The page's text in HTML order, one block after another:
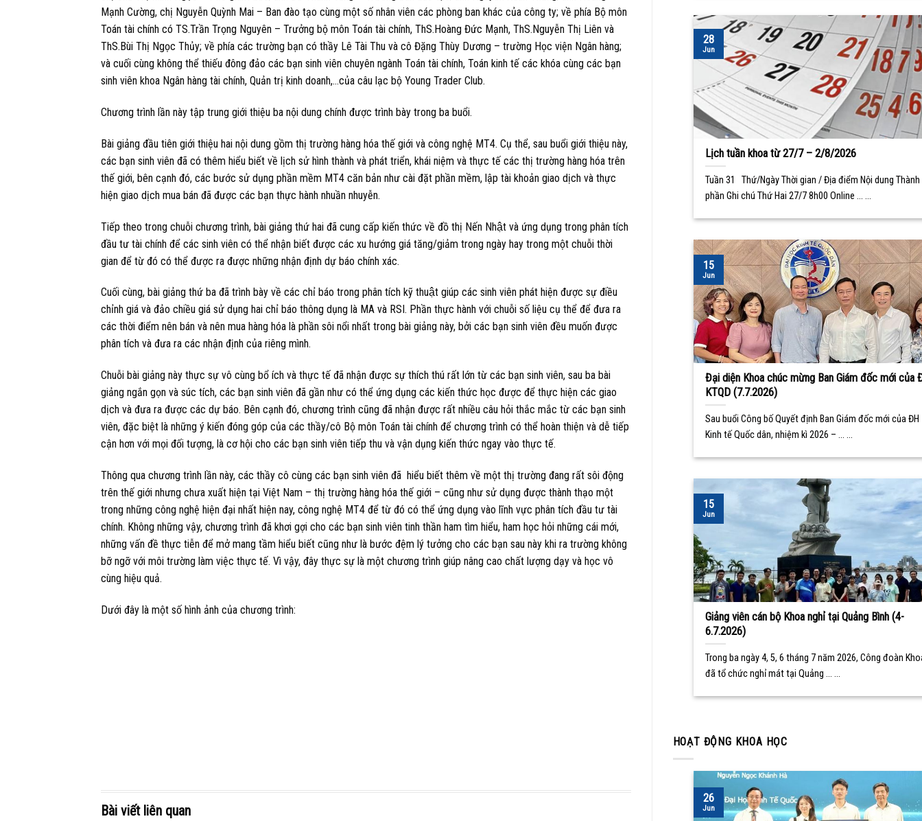
Mạnh Cường, chị Nguyễn Quỳnh Mai – Ban đào tạo cùng một số nhân viên các phòng ban khác của công ty; về phía Bộ môn
Toán tài chính có TS.Trần Trọng Nguyên – Trưởng bộ môn Toán tài chính, ThS.Hoàng Đức Mạnh, ThS.Nguyễn Thị Liên và
ThS.Bùi Thị Ngọc Thủy; về phía các trường bạn có thầy Lê Tài Thu và cô Đặng Thùy Dương – trường Học viện Ngân hàng;
và cuối cùng không thể thiếu đông đảo các bạn sinh viên chuyên ngành Toán tài chính, Toán kinh tế các khóa cùng các bạn
sinh viên khoa Ngân hàng tài chính, Quản trị kinh doanh,…của câu lạc bộ Young Trader Club.
Chương trình lần này tập trung giới thiệu ba nội dung chính được trình bày trong ba buổi.
Bài giảng đầu tiên giới thiệu hai nội dung gồm thị trường hàng hóa thế giới và công nghệ MT4. Cụ thể, sau buổi giới thiệu này,
các bạn sinh viên đã có thêm hiểu biết về lịch sử hình thành và phát triển, khái niệm và thực tế các thị trường hàng hóa trên
thế giới, bên cạnh đó, các bước sử dụng phần mềm MT4 căn bản như cài đặt phần mềm, lập tài khoản giao dịch và thực
hiện giao dịch mua bán đã được các bạn thực hành nhuần nhuyễn.
Tiếp theo trong chuỗi chương trình, bài giảng thứ hai đã cung cấp kiến thức về đồ thị Nến Nhật và ứng dụng trong phân tích
đầu tư tài chính để các sinh viên có thể nhận biết được các xu hướng giá tăng/giảm trong ngày hay trong một chuỗi thời
gian để từ đó có thể được ra được những nhận định dự báo chính xác.
Cuối cùng, bài giảng thứ ba đã trình bày về các chỉ báo trong phân tích kỹ thuật giúp các sinh viên phát hiện được sự điều
chỉnh giá và đảo chiều giá sử dụng hai chỉ báo thông dụng là MA và RSI. Phần thực hành với chuỗi số liệu cụ thể để đưa ra
các thời điểm nên bán và nên mua hàng hóa là phần sôi nổi nhất trong bài giảng này, bởi các bạn sinh viên đều muốn được
phân tích và đưa ra các nhận định của riêng mình.
Chuỗi bài giảng này thực sự vô cùng bổ ích và thực tế đã nhận được sự thích thú rất lớn từ các bạn sinh viên, sau ba bài
giảng ngắn gọn và súc tích, các bạn sinh viên đã gần như có thể ứng dụng các kiến thức học được để thực hiện các giao
dịch và đưa ra được các dự báo. Bên cạnh đó, chương trình cũng đã nhận được rất nhiều câu hỏi thắc mắc từ các bạn sinh
viên, đặc biệt là những ý kiến đóng góp của các thầy/cô Bộ môn Toán tài chính để chương trình có thể hoàn thiện và dễ tiếp
cận hơn với mọi đối tượng, là cơ hội cho các bạn sinh viên tiếp thu và vận dụng kiến thức ngay vào thực tế.
Thông qua chương trình lần này, các thầy cô cùng các bạn sinh viên đã hiểu biết thêm về một thị trường đang rất sôi động
trên thế giới nhưng chưa xuất hiện tại Việt Nam – thị trường hàng hóa thế giới – cũng như sử dụng được thành thạo một
trong những công nghệ hiện đại nhất hiện nay, công nghệ MT4 để từ đó có thể ứng dụng vào lĩnh vực phân tích đầu tư tài
chính. Không những vậy, chương trình đã khơi gợi cho các bạn sinh viên tinh thần ham tìm hiểu, ham học hỏi những cái mới,
những vấn đề thực tiễn để mở mang tầm hiểu biết cũng như là bước đệm lý tưởng cho các bạn sau này khi ra trường không
bỡ ngỡ với môi trường làm việc thực tế. Vì vậy, đây thực sự là một chương trình giúp nâng cao chất lượng dạy và học vô
cùng hiệu quả.
Dưới đây là một số hình ảnh của chương trình:
Bài viết liên quan
Lịch tuần khoa từ 27/7 – 2/8/2026
Tuần 31 Thứ/Ngày Thời gian / Địa điểm Nội dung Thành
phần Ghi chú Thứ Hai 27/7 8h00 Online ... ...
28
Jun
Đại diện Khoa chúc mừng Ban Giám đốc mới của
KTQD (7.7.2026)
Sau buổi Công bố Quyết định Ban Giám đốc mới của ĐH
Kinh tế Quốc dân, nhiệm kì 2026 – ... ...
15
Jun
Giảng viên cán bộ Khoa nghỉ tại Quảng Bình (4-
6.7.2026)
Trong ba ngày 4, 5, 6 tháng 7 năm 2026, Công đoàn
đã tổ chức nghỉ mát tại Quảng ... ...
15
Jun
HOẠT ĐỘNG KHOA HỌC
26
Jun